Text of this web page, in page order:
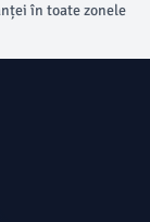
în toate zonele